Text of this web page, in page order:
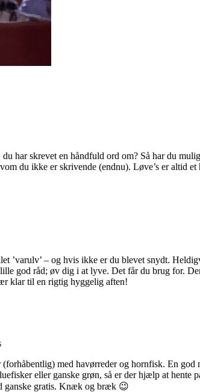
har skrevet en håndfuld ord om? Så har du
du ikke er skrivende (endnu). Løve’s er altid
’varulv’ – og hvis ikke er du blevet snydt.
god råd; øv dig i at lyve. Det får du brug for.
klar til en rigtig hyggelig aften!
med havørreder og hornfisk. En god
eller ganske grøn, så er der hjælp at hente
ganske gratis. Knæk og bræk 😉